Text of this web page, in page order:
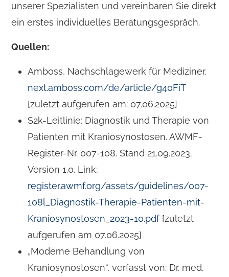
unserer Spezialisten und vereinbaren Sie direkt
ein erstes individuelles Beratungsgespräch.
Quellen:
Amboss, Nachschlagewerk für Mediziner.
next.amboss.com/de/article/g40FiT
[zuletzt aufgerufen am: 07.06.2025]
S2k-Leitlinie: Diagnostik und Therapie von
Patienten mit Kraniosynostosen. AWMF-
Register-Nr. 007-108. Stand 21.09.2023.
Version 1.0. Link:
register.awmf.org/assets/guidelines/007-
108l_Diagnostik-Therapie-Patienten-mit-
Kraniosynostosen_2023-10.pdf[zuletzt
aufgerufen am 07.06.2025]
„Moderne Behandlung von
Kraniosynostosen“, verfasst von: Dr. med.